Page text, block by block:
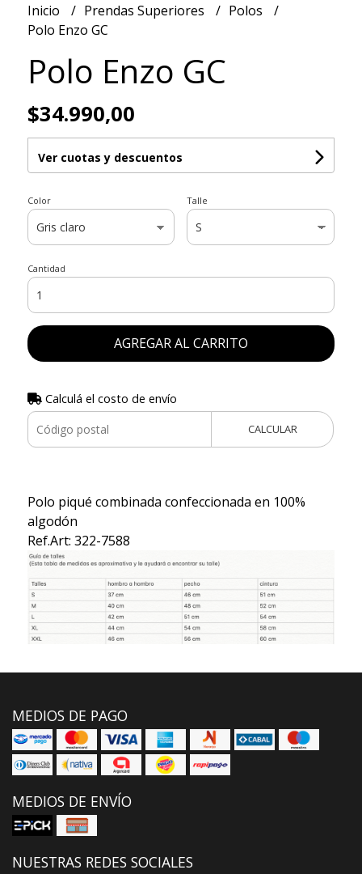
Inicio Prendas Superiores
Polos
Polo Enzo GC
Polo Enzo GC
$34.990,00
Ver cuotas y descuentos
Color Talle
Cantidad
AGREGAR AL CARRITO
Calculá el costo de envío
CALCULAR
Polo piqué combinada confeccionada en 100%
algodón
Ref.Art: 322-7588
MEDIOS DE PAGO
MEDIOS DE ENVÍO
NUESTRAS REDES SOCIALES